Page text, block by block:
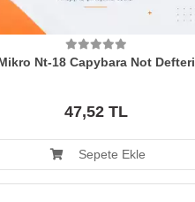
Nt-18 Capybara Not Defteri
47,52 TL
Sepete Ekle